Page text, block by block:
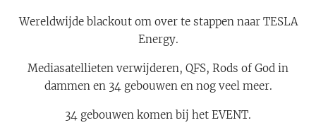
Wereldwijde blackout om over te stappen naar TESLA
Energy.
Mediasatellieten verwijderen, QFS, Rods of God in
dammen en 34 gebouwen en nog veel meer.
34 gebouwen komen bij het EVENT.